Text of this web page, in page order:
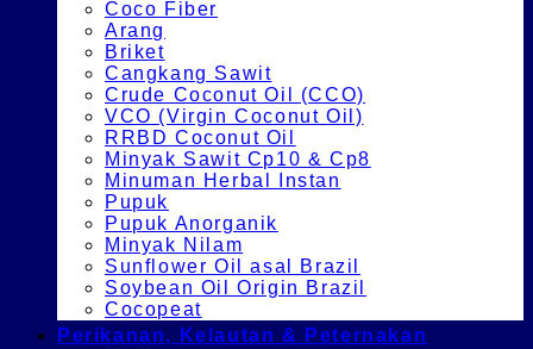
Coco Fiber
Arang
Briket
Cangkang Sawit
Crude Coconut Oil (CCO)
VCO (Virgin Coconut Oil)
RRBD Coconut Oil
Minyak Sawit Cp10 & Cp8
Minuman Herbal Instan
Pupuk
Pupuk Anorganik
Minyak Nilam
Sunflower Oil asal Brazil
Soybean Oil Origin Brazil
Cocopeat
Perikanan, Kelautan & Peternakan